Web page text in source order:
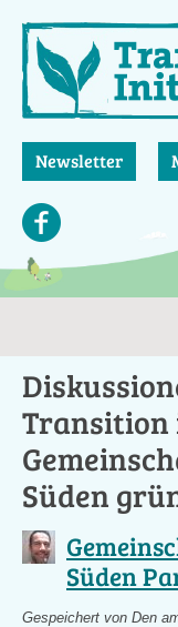
zum
Inhalt
Newsletter
Süden
Süden
Gespeichert von Den